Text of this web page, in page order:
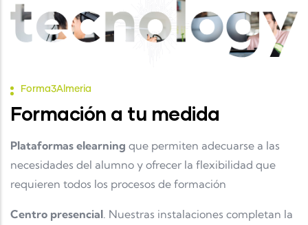
Forma3Almeria
Formación a tu medida
Plataformas elearning que permiten adecuarse a las
necesidades del alumno y ofrecer la flexibilidad que
requieren todos los procesos de formación
Centro presencial. Nuestras instalaciones completan la